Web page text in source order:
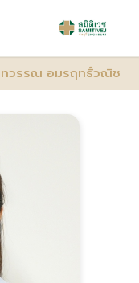
วรรณ อมรฤทธิ์วณิช